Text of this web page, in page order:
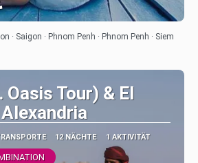
Sehen
· Saigon · Phnom Penh · Phnom Penh · Siem
Oasis Tour) & El
12 NÄCHTE
1 AKTIVITÄT